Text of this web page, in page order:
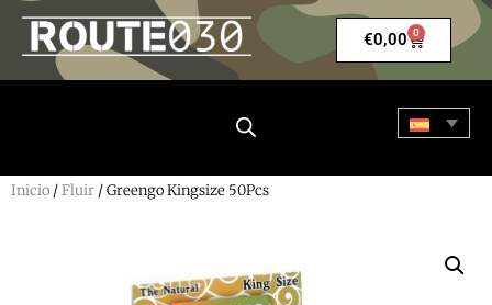
€0,00 0
Inicio /Fluir / Greengo Kingsize 50Pcs